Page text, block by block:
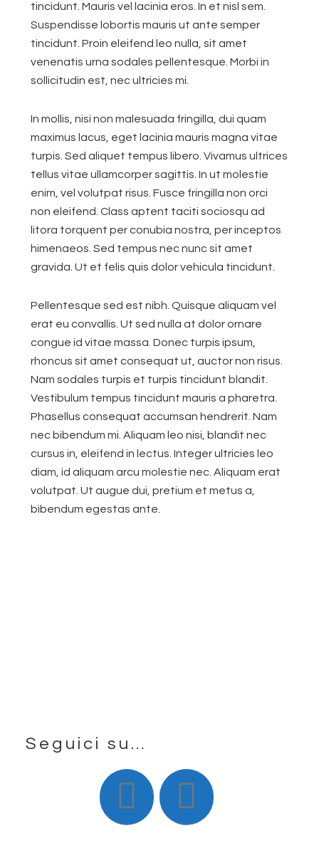
tincidunt. Mauris vel lacinia eros. In et nisl sem.
Suspendisse lobortis mauris ut ante semper
tincidunt. Proin eleifend leo nulla, sit amet
venenatis urna sodales pellentesque. Morbi in
sollicitudin est, nec ultricies mi.
In mollis, nisi non malesuada fringilla, dui quam
maximus lacus, eget lacinia mauris magna vitae
turpis. Sed aliquet tempus libero. Vivamus ultrices
tellus vitae ullamcorper sagittis. In ut molestie
enim, vel volutpat risus. Fusce fringilla non orci
non eleifend. Class aptent taciti sociosqu ad
litora torquent per conubia nostra, per inceptos
himenaeos. Sed tempus nec nunc sit amet
gravida. Ut et felis quis dolor vehicula tincidunt.
Pellentesque sed est nibh. Quisque aliquam vel
erat eu convallis. Ut sed nulla at dolor ornare
congue id vitae massa. Donec turpis ipsum,
rhoncus sit amet consequat ut, auctor non risus.
Nam sodales turpis et turpis tincidunt blandit.
Vestibulum tempus tincidunt mauris a pharetra.
Phasellus consequat accumsan hendrerit. Nam
nec bibendum mi. Aliquam leo nisi, blandit nec
cursus in, eleifend in lectus. Integer ultricies leo
diam, id aliquam arcu molestie nec. Aliquam erat
volutpat. Ut augue dui, pretium et metus a,
bibendum egestas ante.
Footer
Seguici su…